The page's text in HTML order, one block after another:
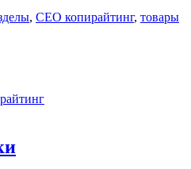
, СЕО копирайтинг, товары